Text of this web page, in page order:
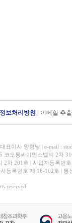
보처리방침 이메일 추
표이사 양형남 | e-mail :
코오롱싸이언스밸리 2차
2차 201호 | 사업자등록번
등록번호 제 18-102호 |
reserved.